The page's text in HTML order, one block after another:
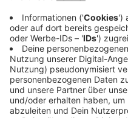
Seit gut einem Jahr
Amt seinen
Stadt hat jetzt
Leverkusenerinnen und
Allein 50 haben dieses
Vornamen ändern lassen.